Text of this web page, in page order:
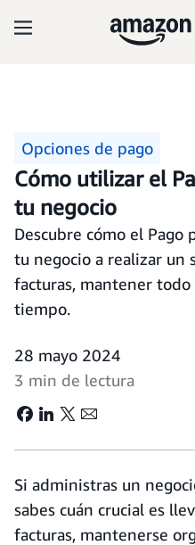
Opciones de pago
Cómo utilizar el
tu negocio
Descubre cómo el Pago
tu negocio a realizar un
facturas, mantener
tiempo.
28 mayo 2024
3 min de lectura
Si administras un
sabes cuán crucial es
facturas, mantenerse